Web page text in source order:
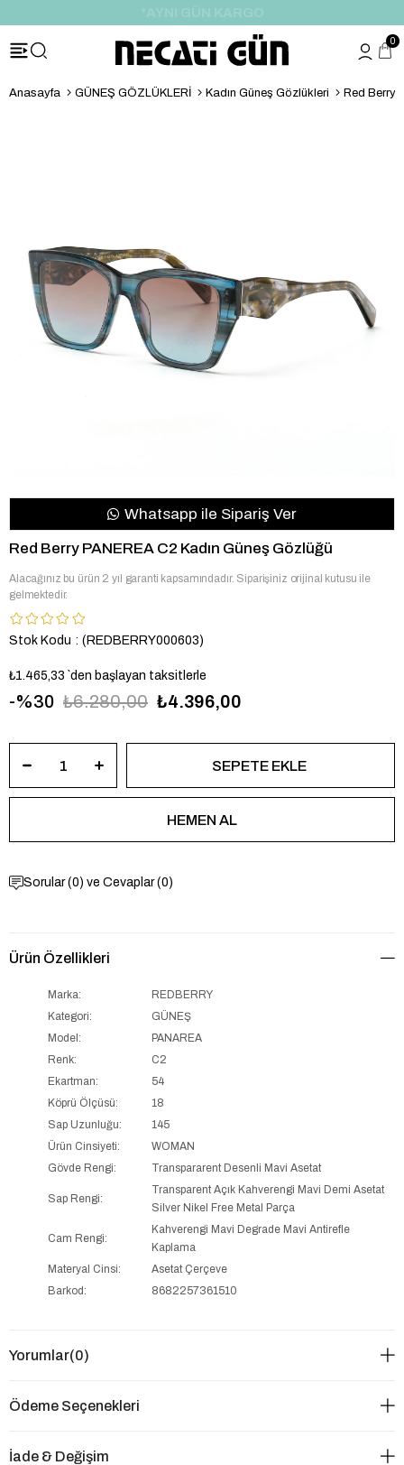
0
Anasayfa GÜNEŞ GÖZLÜKLERİ Kadın Güneş Gözlükleri Red Berry
Whatsapp ile Sipariş Ver
Red Berry PANEREA C2 Kadın Güneş Gözlüğü
Alacağınız bu ürün 2 yıl garanti kapsamındadır. Siparişiniz orijinal kutusu ile
gelmektedir.
Stok Kodu (REDBERRY000603)
₺1.465,33 `den başlayan taksitlerle
30 ₺6.280,00 ₺4.396,00
Sorular (0) ve Cevaplar (0)
Ürün Özellikleri
Marka:
REDBERRY
Kategori:
GÜNEŞ
Model:
PANAREA
Renk:
C2
Ekartman:
54
Köprü Ölçüsü:
18
Sap Uzunluğu:
145
Ürün Cinsiyeti:
WOMAN
Gövde Rengi:
Transpararent Desenli Mavi Asetat
Sap Rengi:
Transparent Açık Kahverengi Mavi Demi Asetat
Silver Nikel Free Metal Parça
Cam Rengi:
Kahverengi Mavi Degrade Mavi Antirefle
Kaplama
Materyal Cinsi:
Asetat Çerçeve
Barkod:
8682257361510
Yorumlar(0)
Ödeme Seçenekleri
İade & Değişim